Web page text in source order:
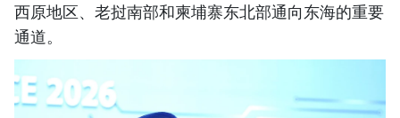
西原地区、老挝南部和柬埔寨东北部通向东海的重要
通道。